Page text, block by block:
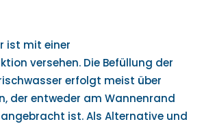
ist mit einer
versehen. Die Befüllung der
erfolgt meist über
der entweder am Wannenrand
ist. Als Alternative und